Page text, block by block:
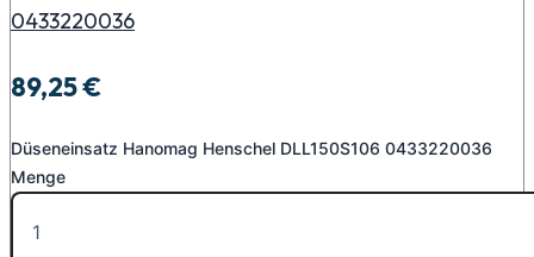
0433220036
89,25€
Düseneinsatz Hanomag Henschel DLL150S106 0433220036
Menge